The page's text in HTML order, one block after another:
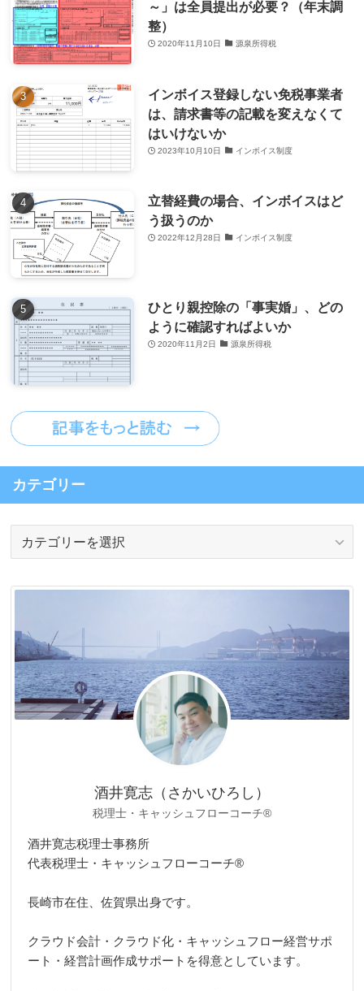
～」は全員提出が必要？（年末調
整）
2020年11月10日 源泉所得税
インボイス登録しない免税事業者
は、請求書等の記載を変えなくて
はいけないか
2023年10月10日 インボイス制度
立替経費の場合、インボイスはど
う扱うのか
2022年12月28日 インボイス制度
ひとり親控除の「事実婚」、どの
ように確認すればよいか
2020年11月2日 源泉所得税
カテゴリー
リ
酒井寛志（さかいひろし）
税理士・キャッシュフローコーチ®
酒井寛志税理士事務所
代表税理士・キャッシュフローコーチ®
長崎市在住、佐賀県出身です。
クラウド会計・クラウド化・キャッシュフロー経営サポ
ート・経営計画作成サポートを得意としています。